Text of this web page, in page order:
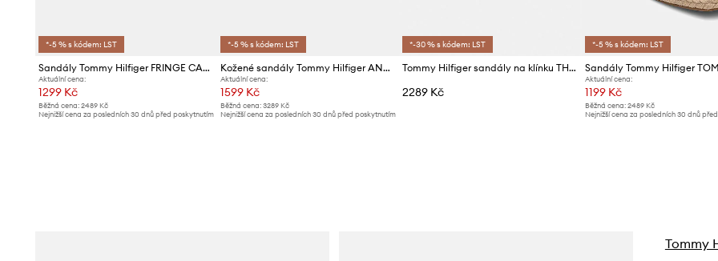
*-5 % s kódem: LST
Sandály Tommy Hilfiger FRINGE CANVAS MEDIUM WEDGE
Aktuální cena:
1299 Kč
Běžná cena: 2489 Kč
Nejnižší cena za posledních 30 dnů před poskytnutím
*-5 % s kódem: LST
Kožené sandály Tommy Hilfiger ANKLE STRAP LEATHER PLATFORM
Aktuální cena:
1599 Kč
Běžná cena:3289 Kč
Nejnižší cena za posledních 30 dnů před poskytnutím
*-30 % s kódem: LST
Tommy Hilfiger sandály na klínku TH MID ESPAD WEDGE JACQUARD
2289 Kč
*-5 % s kódem: LST
Aktuální cena:
1199 Kč
Běžná cena: 2489 Kč
Nejnižší cena za posledních 30 dnů
Tommy